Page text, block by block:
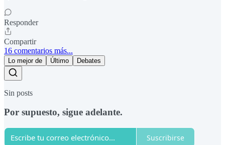
Responder
Compartir
16 comentarios más...
Lo mejor de Último Debates
Sin posts
Por supuesto, sigue adelante.
Suscribirse